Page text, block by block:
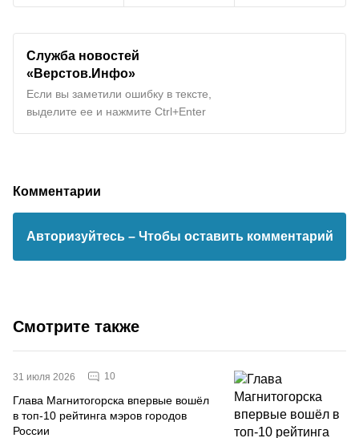
Служба новостей
«Верстов.Инфо»
Если вы заметили ошибку в тексте,
выделите ее и нажмите Ctrl+Enter
Комментарии
Авторизуйтесь – Чтобы оставить комментарий
Смотрите также
31 июля 2026 10
Глава Магнитогорска впервые вошёл
в топ-10 рейтинга мэров городов
России